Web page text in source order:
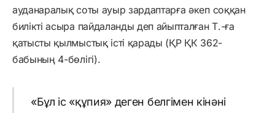
ауданаралық соты ауыр зардаптарға әкеп соққан
билікті асыра пайдаланды деп айыпталған Т.-ға
қатысты қылмыстық істі қарады (ҚР ҚК 362-
бабының 4-бөлігі).
«Бұл іс «құпия» деген белгімен кінәні